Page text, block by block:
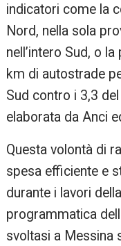
indicatori come la
Nord, nella sola
nell’intero Sud, o
km di autostrade
Sud contro i 3,3
elaborata da Anci
Questa volontà di
spesa efficiente e
durante i lavori
programmatica
svoltasi a Messina